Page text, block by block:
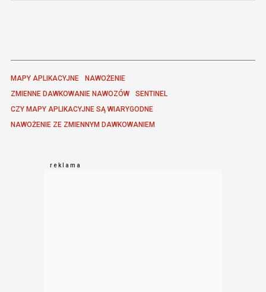
MAPY APLIKACYJNE
NAWOŻENIE
ZMIENNE DAWKOWANIE NAWOZÓW
SENTINEL
CZY MAPY APLIKACYJNE SĄ WIARYGODNE
NAWOŻENIE ZE ZMIENNYM DAWKOWANIEM